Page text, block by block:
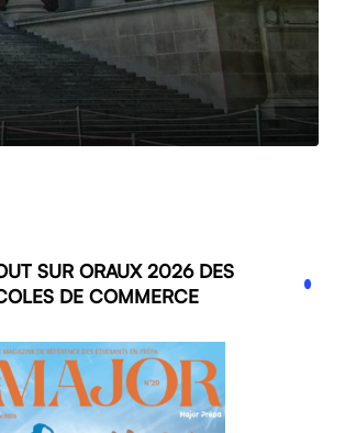
SUR ORAUX 2026 DES
DE COMMERCE